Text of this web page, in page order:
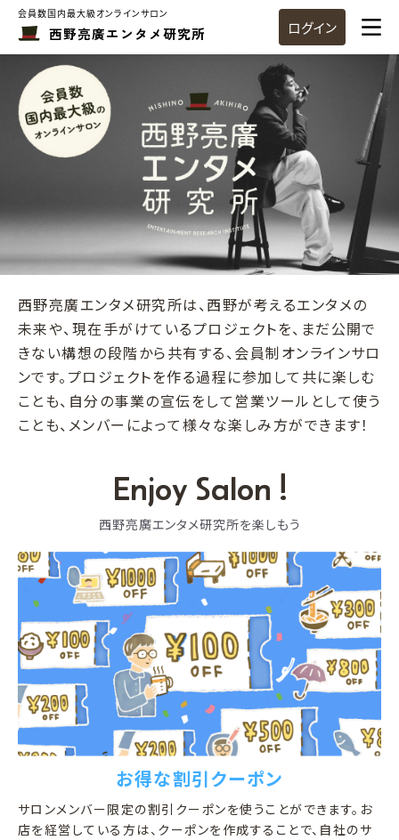
会員数国内最大級オンラインサロン
西野亮廣エンタメ研究所 ログイン
西野亮廣エンタメ研究所は、西野が考えるエンタメの
未来や、現在手がけているプロジェクトを、まだ公開で
きない構想の段階から共有する、会員制オンラインサロ
ンです。プロジェクトを作る過程に参加して共に楽しむ
ことも、自分の事業の宣伝をして営業ツールとして使う
ことも、メンバーによって様々な楽しみ方ができます！
Enjoy Salon !
西野亮廣エンタメ研究所を楽しもう
お得な割引クーポン
サロンメンバー限定の割引クーポンを使うことができます。お
店を経営している方は、クーポンを作成することで、自社のサ